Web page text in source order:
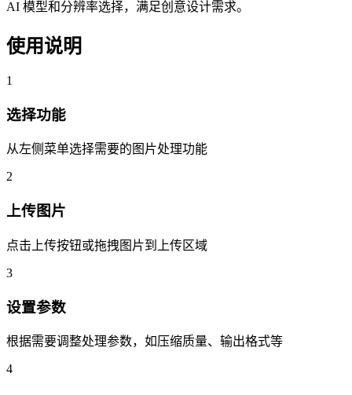
AI 模型和分辨率选择，满足创意设计需求。
使用说明
1
选择功能
从左侧菜单选择需要的图片处理功能
2
上传图片
点击上传按钮或拖拽图片到上传区域
3
设置参数
根据需要调整处理参数，如压缩质量、输出格式等
4